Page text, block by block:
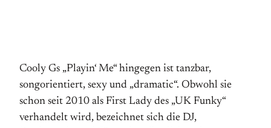
Cooly Gs „Playin‘ Me“ hingegen ist tanzbar,
songorientiert, sexy und „dramatic“. Obwohl sie
schon seit 2010 als First Lady des „UK Funky“
verhandelt wird, bezeichnet sich die DJ,